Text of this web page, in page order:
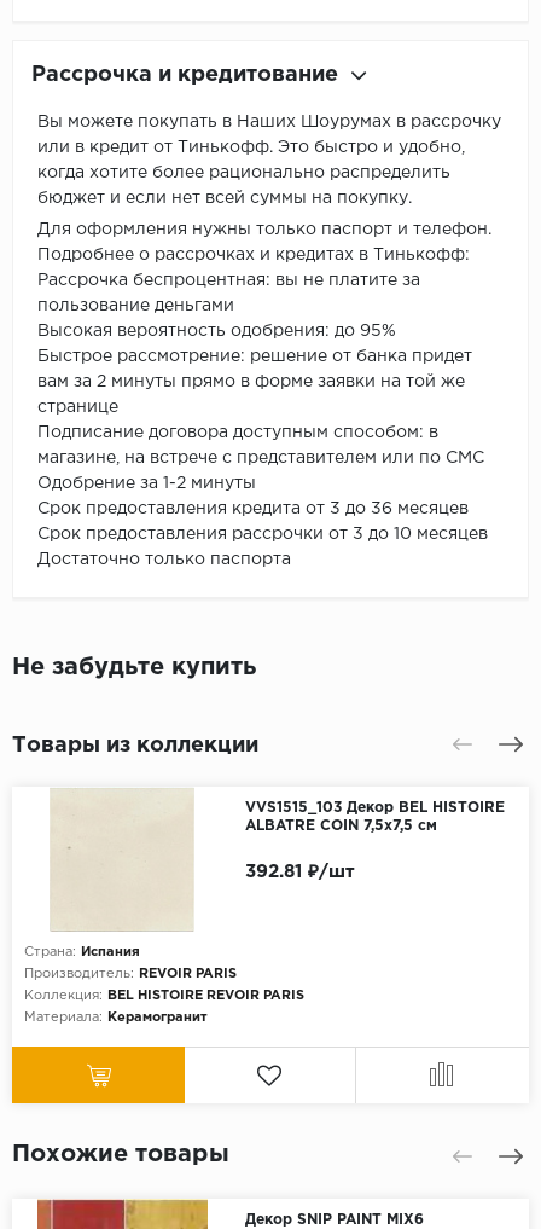
Рассрочка и кредитование
Вы можете покупать в Наших Шоурумах в рассрочку
или в кредит от Тинькофф. Это быстро и удобно,
когда хотите более рационально распределить
бюджет и если нет всей суммы на покупку.
Для оформления нужны только паспорт и телефон.
Подробнее о рассрочках и кредитах в Тинькофф:
Рассрочка беспроцентная: вы не платите за
пользование деньгами
Высокая вероятность одобрения: до 95%
Быстрое рассмотрение: решение от банка придет
вам за 2 минуты прямо в форме заявки на той же
странице
Подписание договора доступным способом: в
магазине, на встрече с представителем или по СМС
Одобрение за 1-2 минуты
Срок предоставления кредита от 3 до 36 месяцев
Срок предоставления рассрочки от 3 до 10 месяцев
Достаточно только паспорта
Не забудьте купить
Товары из коллекции
VVS1515_103 Декор BEL HISTOIRE
ALBATRE COIN 7,5x7,5 см
Страна:
Испания
Производитель:
REVOIR PARIS
Коллекция:
BEL HISTOIRE REVOIR PARIS
Материала:
Керамогранит
392.81 ₽/шт
Похожие товары
Декор SNIP PAINT MIX6